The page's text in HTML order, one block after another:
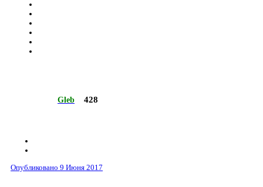
Gleb 428
Опубликовано 9 Июня 2017